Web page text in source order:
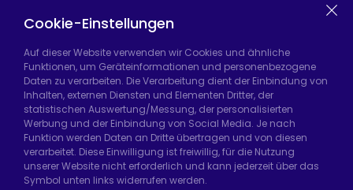
Casters
Hadımköy Fabrik:Atatürk Sanayi Bölgesi,
Uzunçayır Caddesi, No:11 Hadımköy, 34555
Arnavutköy/İstanbul
Telefon: +90 212 640 66 46
E-Mail: export@htsteker.com
Cookie-Einstellungen
Auf dieser Website verwenden wir Cookies und ähnliche
Funktionen, um Geräteinformationen und personenbezogene
Daten zu verarbeiten. Die Verarbeitung dient der Einbindung von
Inhalten, externen Diensten und Elementen Dritter, der
statistischen Auswertung/Messung, der personalisierten
Werbung und der Einbindung von Social Media. Je nach
Funktion werden Daten an Dritte übertragen und von diesen
verarbeitet. Diese Einwilligung ist freiwillig, für die Nutzung
unserer Website nicht erforderlich und kann jederzeit über das
Symbol unten links widerrufen werden.